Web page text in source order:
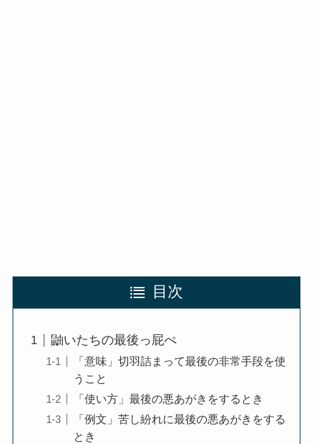
目次
鼬いたちの最後っ屁ぺ
「意味」切羽詰まって最後の非常手段を使
うこと
「使い方」最後の悪あがきをするとき
「例文」苦し紛れに最後の悪あがきをする
とき